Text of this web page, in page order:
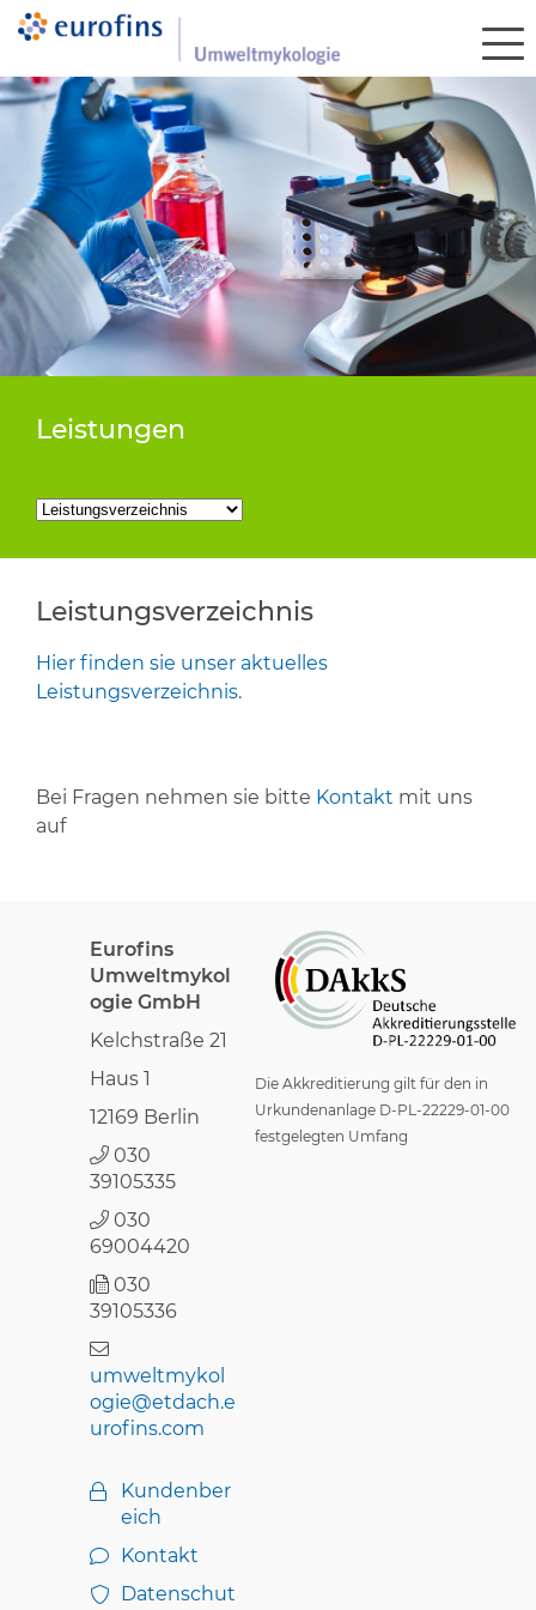
Leistungen
Leistungsverzeichnis
Hier finden sie unser aktuelles
Leistungsverzeichnis.
Bei Fragen nehmen sie bitte Kontakt mit uns
auf
Die Akkreditierung gilt für den in
Urkundenanlage D-PL-22229-01-00
festgelegten Umfang
Eurofins
Umweltmykol
ogie GmbH
Kelchstraße 21
Haus 1
12169 Berlin
030
39105335
030
69004420
030
39105336
umweltmykol
ogie@etdach.e
urofins.com
Kundenber
eich
Kontakt
Datenschut